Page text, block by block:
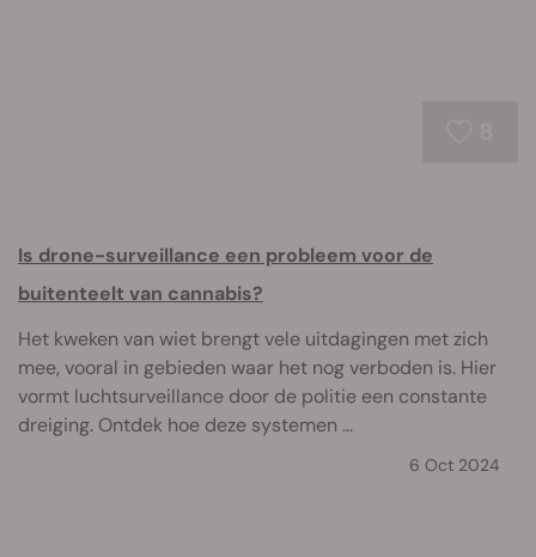
Is drone-surveillance een probleem voor de
buitenteelt van cannabis?
Het kweken van wiet brengt vele uitdagingen met zich
mee, vooral in gebieden waar het nog verboden is. Hier
vormt luchtsurveillance door de politie een constante
dreiging. Ontdek hoe deze systemen ...
6 Oct 2024